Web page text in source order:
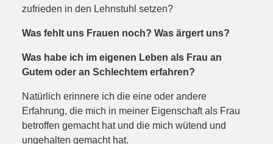
zufrieden in den Lehnstuhl setzen?
Was fehlt uns Frauen noch? Was ärgert uns?
Was habe ich im eigenen Leben als Frau an
Gutem oder an Schlechtem erfahren?
Natürlich erinnere ich die eine oder andere
Erfahrung, die mich in meiner Eigenschaft als Frau
betroffen gemacht hat und die mich wütend und
ungehalten gemacht hat.